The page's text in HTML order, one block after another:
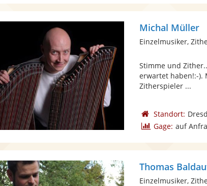
Michal Müller
Einzelmusiker,
Stimme und
erwartet haben!:-).
Zitherspieler ...
Standort:
Gage: auf
Thomas
Einzelmusiker,